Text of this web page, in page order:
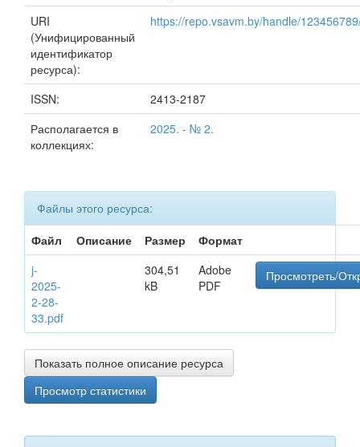
URI
(Унифицированный
идентификатор
ресурса):
https://repo.vsavm.by/handle/
ISSN:
2413-2187
Располагается в
коллекциях:
2025. - № 2.
Файлы этого ресурса:
Файл
Описание Размер
Формат
j-
2025-
2-28-
33.pdf
304,51
kB
Adobe
PDF
Просмотреть/
Показать полное описание ресурса
Просмотр статистики